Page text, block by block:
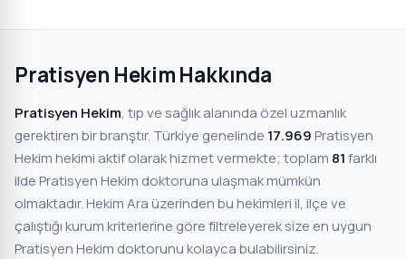
Pratisyen Hekim Hakkında
Pratisyen Hekim, tıp ve sağlık alanında özel uzmanlık
gerektiren bir branştır. Türkiye genelinde 17.969Pratisyen
Hekim hekimi aktif olarak hizmet vermekte; toplam 81farklı
ilde Pratisyen Hekim doktoruna ulaşmak mümkün
olmaktadır. Hekim Ara üzerinden bu hekimleri il, ilçe ve
çalıştığı kurum kriterlerine göre filtreleyerek size en uygun
Pratisyen Hekim doktorunu kolayca bulabilirsiniz.